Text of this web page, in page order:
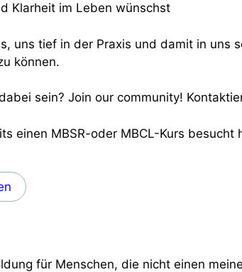
Klarheit im Leben wünschst
uns tief in der Praxis und damit in
können.
sein? Join our community!
einen MBSR-oder MBCL-Kurs
für Menschen, die nicht einen